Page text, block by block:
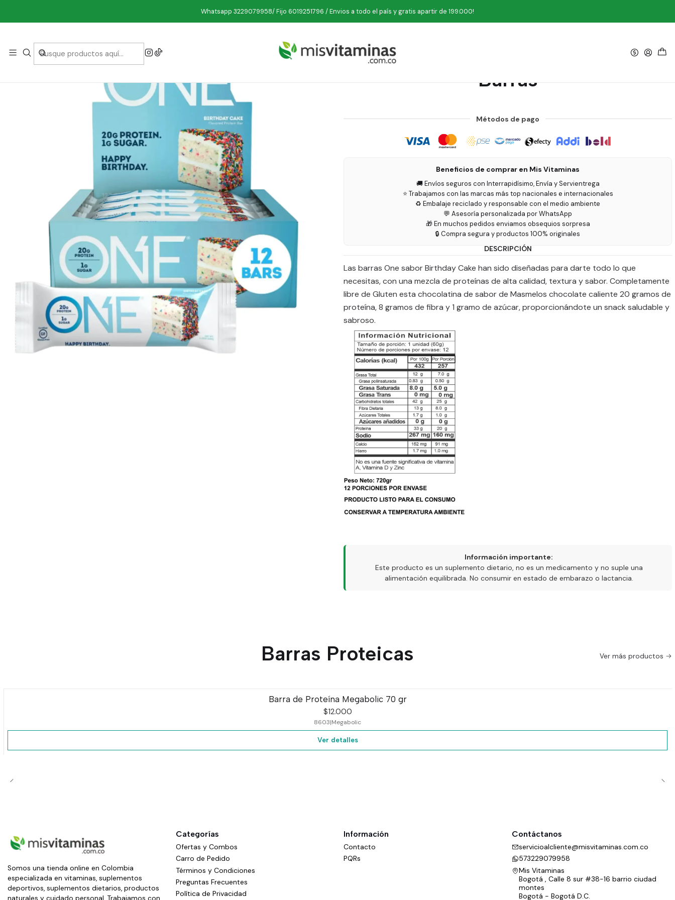
Whatsapp 3229079958/ Fijo 6019251796 / Envios a todo el país y gratis apartir de 199.000!
Inicio Deporte Barras Proteicas One Yeah Birthday Cake Caja 12 Barras
One Yeah Birthday Cake Caja 12
Barras
Métodos de pago
Beneficios de comprar en Mis Vitaminas
🚚 Envíos seguros con Interrapidísimo, Envía y Servientrega
⭐ Trabajamos con las marcas más top nacionales e internacionales
♻️ Embalaje reciclado y responsable con el medio ambiente
💬 Asesoría personalizada por WhatsApp
🎁 En muchos pedidos enviamos obsequios sorpresa
🔒 Compra segura y productos 100% originales
DESCRIPCIÓN
Las barras One sabor Birthday Cake han sido diseñadas para darte todo lo que
necesitas, con una mezcla de proteínas de alta calidad, textura y sabor. Completamente
libre de Gluten esta chocolatina de sabor de Masmelos chocolate caliente 20 gramos de
proteína, 8 gramos de fibra y 1 gramo de azúcar, proporcionándote un snack saludable y
sabroso.
Información importante:
Este producto es un suplemento dietario, no es un medicamento y no suple una
alimentación equilibrada. No consumir en estado de embarazo o lactancia.
Barras Proteicas Ver más productos
Barra de Proteína Megabolic 70 gr
$12.000
8603|Megabolic
Ver detalles
Somos una tienda online en Colombia
especializada en vitaminas, suplementos
deportivos, suplementos dietarios, productos
naturales y cuidado personal. Trabajamos con
Categorías
Ofertas y Combos
Carro de Pedido
Términos y Condiciones
Preguntas Frecuentes
Política de Privacidad
Información
Contacto
PQRs
Contáctanos
servicioalcliente@misvitaminas.com.co
573229079958
Mis Vitaminas
Bogotá , Calle 8 sur #38-16 barrio ciudad
montes
Bogotá - Bogotá D.C.